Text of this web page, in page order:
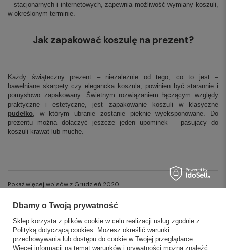
– stacjonarnych i internetowych, zapewnia możliwość wymiany koszuli,
w określonym terminie.
Jak zapakować koszulę na prezent?
Każdy świąteczny prezent – niezależnie od tego, co to jest –
bawełniane skarpety czy elegancka koszula, powinien być starannie i
pomysłowo zapakowany. Świetnym rozwiązaniem łączącym względy
praktyczne i estetyczne, jest zapakowanie koszuli w klasyczne
pudełko, w którym ubranie zostanie pięknie wyeksponowane. Do
prezentu można dołączyć jeszcze jeden upominek – pasujący do
koszuli krawat lub muchę.
Pokaż więcej wpisów z Grudzień 2020
SKLEPY STACJONARNE
Dbamy o Twoją prywatność
Sklep korzysta z plików cookie w celu realizacji usług zgodnie z
Polityką dotyczącą cookies. Możesz określić warunki
przechowywania lub dostępu do cookie w Twojej przeglądarce.
Więcej informacji na temat warunków i prywatności można znaleźć